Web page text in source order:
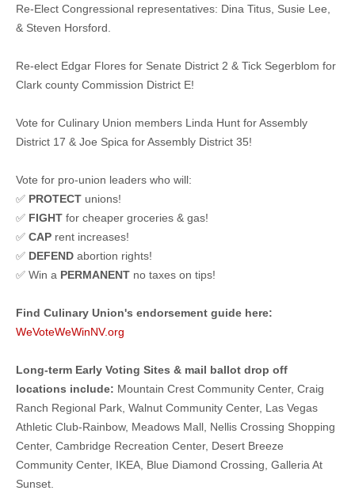
Re-Elect Congressional representatives: Dina Titus, Susie Lee,
& Steven Horsford.
Re-elect Edgar Flores for Senate District 2 & Tick Segerblom for
Clark county Commission District E!
Vote for Culinary Union members Linda Hunt for Assembly
District 17 & Joe Spica for Assembly District 35!
Vote for pro-union leaders who will:
✅ PROTECT unions!
✅ FIGHT for cheaper groceries & gas!
✅ CAP rent increases!
✅ DEFEND abortion rights!
✅ Win a PERMANENT no taxes on tips!
Find Culinary Union's endorsement guide here:
WeVoteWeWinNV.org
Long-term Early Voting Sites & mail ballot drop off
locations include: Mountain Crest Community Center, Craig
Ranch Regional Park, Walnut Community Center, Las Vegas
Athletic Club-Rainbow, Meadows Mall, Nellis Crossing Shopping
Center, Cambridge Recreation Center, Desert Breeze
Community Center, IKEA, Blue Diamond Crossing, Galleria At
Sunset.